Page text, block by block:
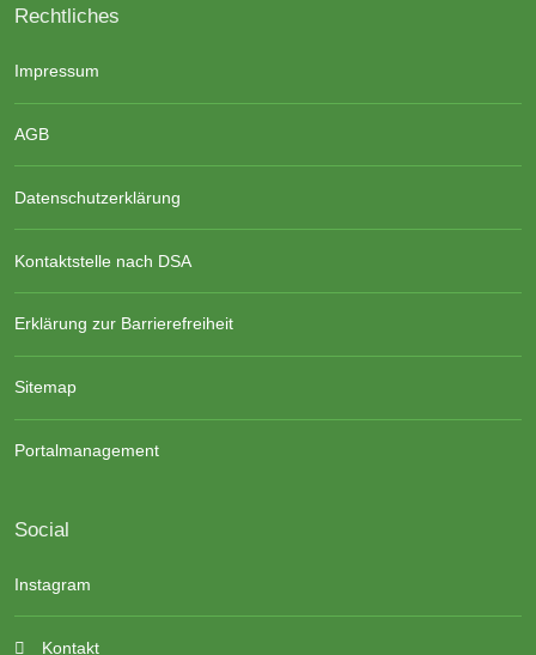
Rechtliches
Impressum
AGB
Datenschutzerklärung
Kontaktstelle nach DSA
Erklärung zur Barrierefreiheit
Sitemap
Portalmanagement
Social
Instagram
Kontakt